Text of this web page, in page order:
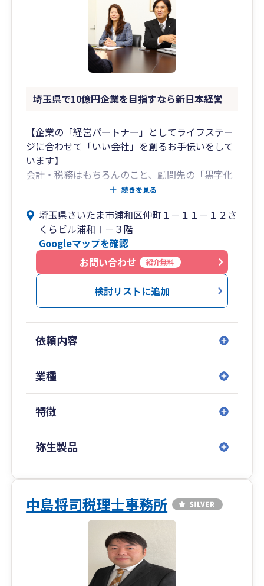
数字をどう活かしていくか、そこから一緒に考え
ていくことを大切にしています。
経営者・個人事業主の皆様の良き伴走者として、
税務・会計の面からサポートいたします。
けます
談ください。
埼玉県で10億円企業を目指すなら新日本経営
【企業の「経営パートナー」としてライフステー
ジに合わせて「いい会社」を創るお手伝いをして
います】
会計・税務はもちろんのこと、顧問先の「黒字化
支援」「資金繰り・銀行対策」等の経営問題に積
より専門性が必要とされる問題には社内外の経営
コンサルタントで問題解決を図ります。
また、個人の相続相談にも積極的に対応していま
より相談しやすい場所を提供したくロイヤルパイ
ンズホテル浦和に「相続ラウンジ」をご用意して
います。
＜私たちのVISION＞
■1,000社の「いい会社」を創る
■仕事、教育を通じて地域社会に貢献する
続きを見る
埼玉県さいたま市浦和区仲町１－１１－１２さ
くらビル浦和Ⅰ－３階
Googleマップを確認
お問い合わせ
紹介無料
検討リストに追加
依頼内容
業種
特徴
弥生製品
中島将司税理士事務所